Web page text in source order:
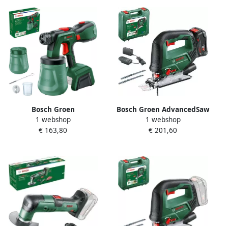
Bosch Groen
AdvancedSpray 18V-500
Accuverfspuit | Zonder accu
1 webshop
€ 163,80
Bosch Groen AdvancedSaw
18V-140 Accu
decoupeerzaag | 1X 18 V Li-
0603013003
1 webshop
€ 201,60